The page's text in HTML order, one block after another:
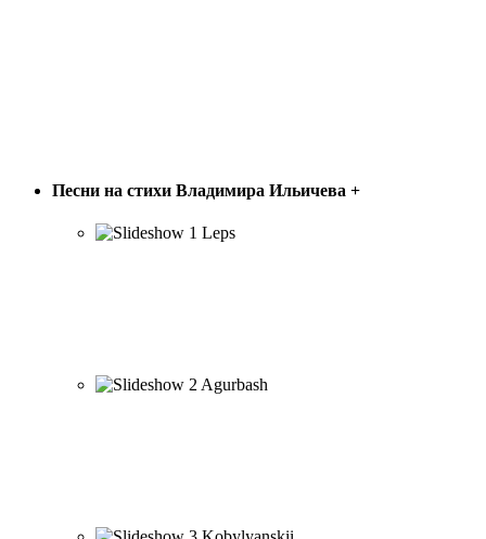
Песни на стихи Владимира Ильичева +